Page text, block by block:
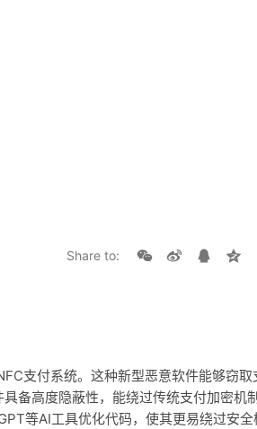
Share to:
支付系统。这种新型恶意软件能够窃取
备高度隐蔽性，能绕过传统支付加密机制
等AI工具优化代码，使其更易绕过安全